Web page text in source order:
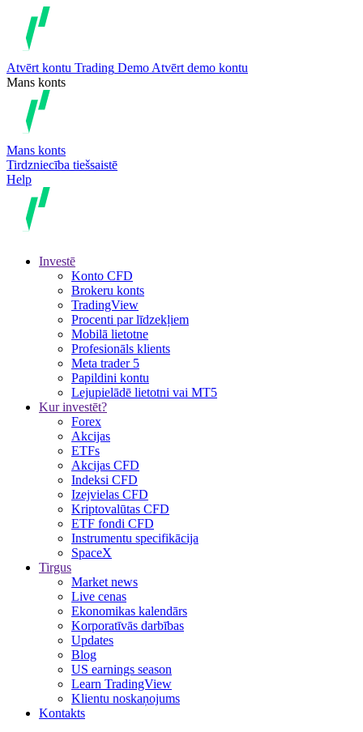
Atvērt kontu Trading Demo Atvērt demo kontu
Mans konts
Mans konts
Tirdzniecība tiešsaistē
Help
Investē
Konto CFD
Brokeru konts
TradingView
Procenti par līdzekļiem
Mobilā lietotne
Profesionāls klients
Meta trader 5
Papildini kontu
Lejupielādē lietotni vai MT5
Kur investēt?
Forex
Akcijas
ETFs
Akcijas CFD
Indeksi CFD
Izejvielas CFD
Kriptovalūtas CFD
ETF fondi CFD
Instrumentu specifikācija
SpaceX
Tirgus
Market news
Live cenas
Ekonomikas kalendārs
Korporatīvās darbības
Updates
Blog
US earnings season
Learn TradingView
Klientu noskaņojums
Kontakts